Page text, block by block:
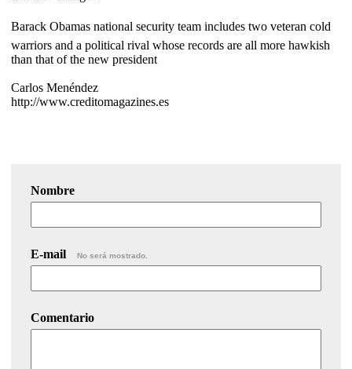
Barack Obamas national security team includes two veteran cold
warriors and a political rival whose records are all more hawkish
than that of the new president
Carlos Menéndez
http://www.creditomagazines.es
Nombre
E-mail No será mostrado.
Comentario